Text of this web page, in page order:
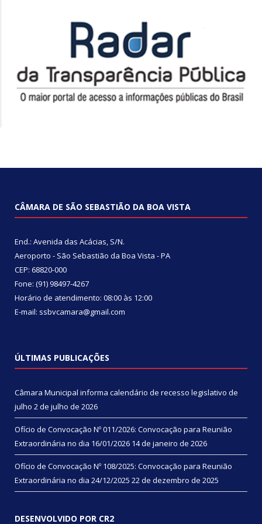
CÂMARA DE SÃO SEBASTIÃO DA BOA VISTA
End.: Avenida das Acácias, S/N.
Aeroporto - São Sebastião da Boa Vista - PA
CEP: 68820-000
Fone: (91) 98497-4267
Horário de atendimento: 08:00 às 12:00
E-mail: ssbvcamara@gmail.com
ÚLTIMAS PUBLICAÇÕES
Câmara Municipal informa calendário de recesso legislativo de
julho 2 de julho de 2026
Ofício de Convocação Nº 011/2026: Convocação para Reunião
Extraordinária no dia 16/01/2026 14 de janeiro de 2026
Ofício de Convocação Nº 108/2025: Convocação para Reunião
Extraordinária no dia 24/12/2025 22 de dezembro de 2025
DESENVOLVIDO POR CR2